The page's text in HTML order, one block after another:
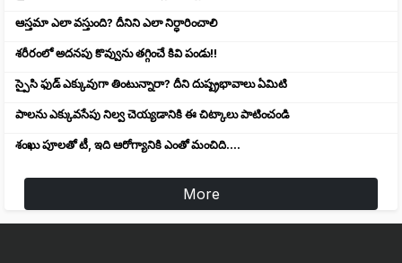
ఆస్తమా ఎలా వస్తుంది? దీనిని ఎలా నిర్ధారించాలి
శరీరంలో అదనపు కొవ్వును తగ్గించే కివి పండు!!
స్పైసి ఫుడ్ ఎక్కువుగా తింటున్నారా? దీని దుష్ప్రభావాలు ఏమిటి
పాలను ఎక్కువసేపు నిల్వ చెయ్యడానికి ఈ చిట్కాలు పాటించండి
శంఖు పూలతో టీ, ఇది ఆరోగ్యానికి ఎంతో మంచిది....
More